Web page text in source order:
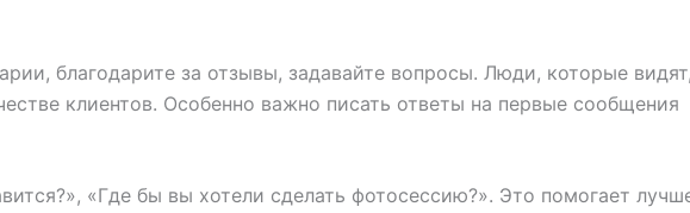
благодарите за отзывы, задавайте вопросы. Люди, которые
клиентов. Особенно важно писать ответы на первые сообщения
«Где бы вы хотели сделать фотосессию?». Это помогает